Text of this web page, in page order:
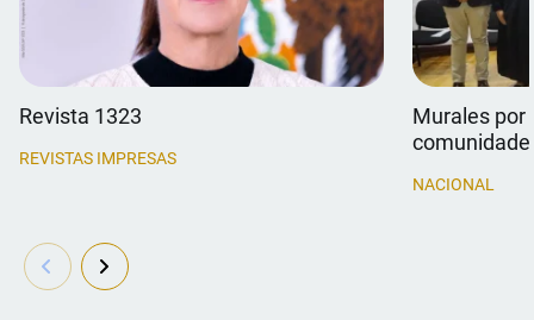
Revista 1323
REVISTAS IMPRESAS
Murales por
NACIONAL